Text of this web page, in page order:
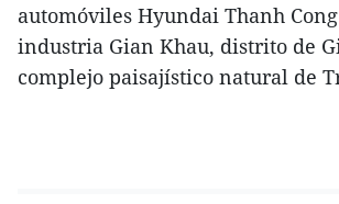
automóviles Hyundai Thanh
industria Gian Khau, distrito de
complejo paisajístico natural de